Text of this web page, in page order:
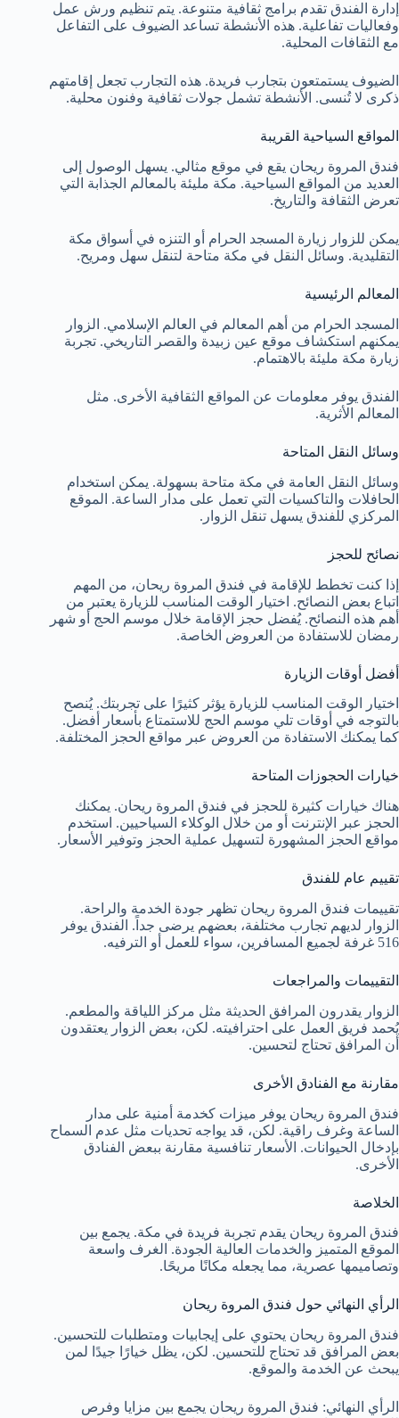
إدارة الفندق تقدم برامج ثقافية متنوعة. يتم تنظيم ورش عمل
وفعاليات تفاعلية. هذه الأنشطة تساعد الضيوف على التفاعل
مع الثقافات المحلية.
الضيوف يستمتعون بتجارب فريدة. هذه التجارب تجعل إقامتهم
ذكرى لا تُنسى. الأنشطة تشمل جولات ثقافية وفنون محلية.
المواقع السياحية القريبة
فندق المروة ريحان يقع في موقع مثالي. يسهل الوصول إلى
العديد من المواقع السياحية. مكة مليئة بالمعالم الجذابة التي
تعرض الثقافة والتاريخ.
يمكن للزوار زيارة المسجد الحرام أو التنزه في أسواق مكة
التقليدية. وسائل النقل في مكة متاحة لتنقل سهل ومريح.
المعالم الرئيسية
المسجد الحرام من أهم المعالم في العالم الإسلامي. الزوار
يمكنهم استكشاف موقع عين زبيدة والقصر التاريخي. تجربة
زيارة مكة مليئة بالاهتمام.
الفندق يوفر معلومات عن المواقع الثقافية الأخرى. مثل
المعالم الأثرية.
وسائل النقل المتاحة
وسائل النقل العامة في مكة متاحة بسهولة. يمكن استخدام
الحافلات والتاكسيات التي تعمل على مدار الساعة. الموقع
المركزي للفندق يسهل تنقل الزوار.
نصائح للحجز
إذا كنت تخطط للإقامة في فندق المروة ريحان، من المهم
اتباع بعض النصائح. اختيار الوقت المناسب للزيارة يعتبر من
أهم هذه النصائح. يُفضل حجز الإقامة خلال موسم الحج أو شهر
رمضان للاستفادة من العروض الخاصة.
أفضل أوقات الزيارة
اختيار الوقت المناسب للزيارة يؤثر كثيرًا على تجربتك. يُنصح
بالتوجه في أوقات تلي موسم الحج للاستمتاع بأسعار أفضل.
كما يمكنك الاستفادة من العروض عبر مواقع الحجز المختلفة.
خيارات الحجوزات المتاحة
هناك خيارات كثيرة للحجز في فندق المروة ريحان. يمكنك
الحجز عبر الإنترنت أو من خلال الوكلاء السياحيين. استخدم
مواقع الحجز المشهورة لتسهيل عملية الحجز وتوفير الأسعار.
تقييم عام للفندق
تقييمات فندق المروة ريحان تظهر جودة الخدمة والراحة.
الزوار لديهم تجارب مختلفة، بعضهم يرضى جداً. الفندق يوفر
516 غرفة لجميع المسافرين، سواء للعمل أو الترفيه.
التقييمات والمراجعات
الزوار يقدرون المرافق الحديثة مثل مركز اللياقة والمطعم.
يُحمد فريق العمل على احترافيته. لكن، بعض الزوار يعتقدون
أن المرافق تحتاج لتحسين.
مقارنة مع الفنادق الأخرى
فندق المروة ريحان يوفر ميزات كخدمة أمنية على مدار
الساعة وغرف راقية. لكن، قد يواجه تحديات مثل عدم السماح
بإدخال الحيوانات. الأسعار تنافسية مقارنة ببعض الفنادق
الأخرى.
الخلاصة
فندق المروة ريحان يقدم تجربة فريدة في مكة. يجمع بين
الموقع المتميز والخدمات العالية الجودة. الغرف واسعة
وتصاميمها عصرية، مما يجعله مكانًا مريحًا.
الرأي النهائي حول فندق المروة ريحان
فندق المروة ريحان يحتوي على إيجابيات ومتطلبات للتحسين.
بعض المرافق قد تحتاج للتحسين. لكن، يظل خيارًا جيدًا لمن
يبحث عن الخدمة والموقع.
الرأي النهائي: فندق المروة ريحان يجمع بين مزايا وفرص